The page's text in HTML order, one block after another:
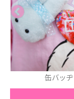
ピアス